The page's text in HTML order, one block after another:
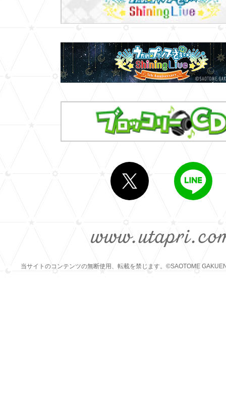
当サイトのコンテンツの無断使用、転載を禁じます。©SAOTOME